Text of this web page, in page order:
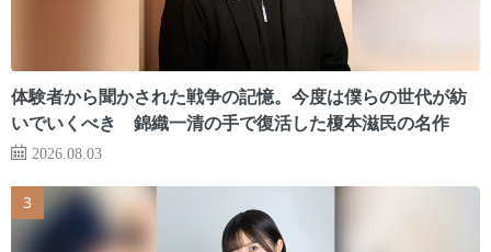
体験者から聞かされた戦争の記憶。今度は僕らの世代が紡
いでいくべき 錦織一清の手で復活した榎本滋民の名作
2026.08.03